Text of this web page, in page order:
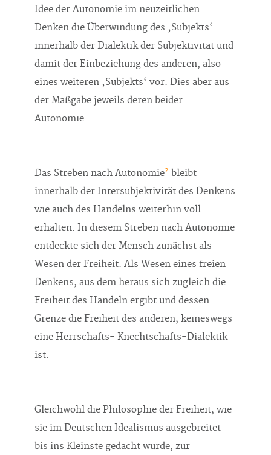
Idee der Autonomie im neuzeitlichen
Denken die Überwindung des ‚Subjekts‘
innerhalb der Dialektik der Subjektivität und
damit der Einbeziehung des anderen, also
eines weiteren ‚Subjekts‘ vor. Dies aber aus
der Maßgabe jeweils deren beider
Autonomie.
Das Streben nach Autonomie2 bleibt
innerhalb der Intersubjektivität des Denkens
wie auch des Handelns weiterhin voll
erhalten. In diesem Streben nach Autonomie
entdeckte sich der Mensch zunächst als
Wesen der Freiheit. Als Wesen eines freien
Denkens, aus dem heraus sich zugleich die
Freiheit des Handeln ergibt und dessen
Grenze die Freiheit des anderen, keineswegs
eine Herrschafts- Knechtschafts-Dialektik
ist.
Gleichwohl die Philosophie der Freiheit, wie
sie im Deutschen Idealismus ausgebreitet
bis ins Kleinste gedacht wurde, zur